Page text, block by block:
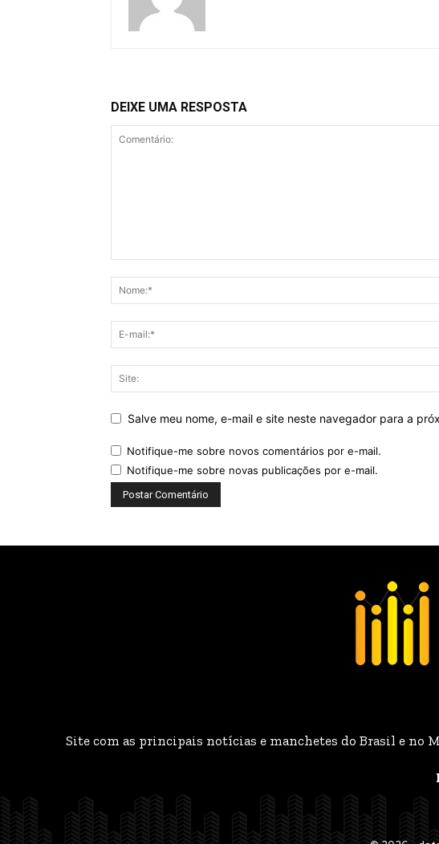
DEIXE UMA RESPOSTA
Salve meu nome, e-mail e site neste navegador para a
Notifique-me sobre novos comentários por e-mail.
Notifique-me sobre novas publicações por e-mail.
Site com as principais notícias e manchetes do Brasil e no